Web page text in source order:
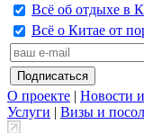
Всё об отдыхе в
Всё о Китае от
О проекте | Новости
Услуги | Визы и